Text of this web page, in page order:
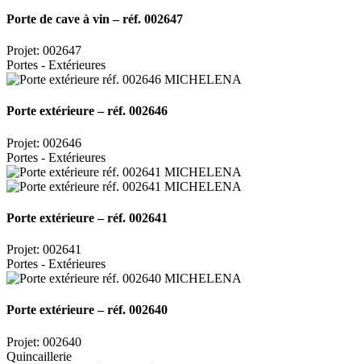
Porte de cave à vin – réf. 002647
Projet: 002647
Portes - Extérieures
Porte extérieure – réf. 002646
Projet: 002646
Portes - Extérieures
Porte extérieure – réf. 002641
Projet: 002641
Portes - Extérieures
Porte extérieure – réf. 002640
Projet: 002640
Quincaillerie